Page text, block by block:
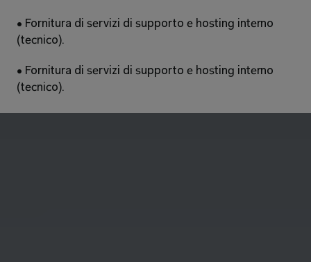
• Fornitura di servizi di supporto e hosting interno
(tecnico).
• Fornitura di servizi di supporto e hosting interno
(tecnico).